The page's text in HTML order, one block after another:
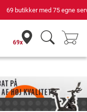
69x